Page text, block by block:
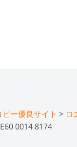
ー優良サイト > ロ
0014 8174